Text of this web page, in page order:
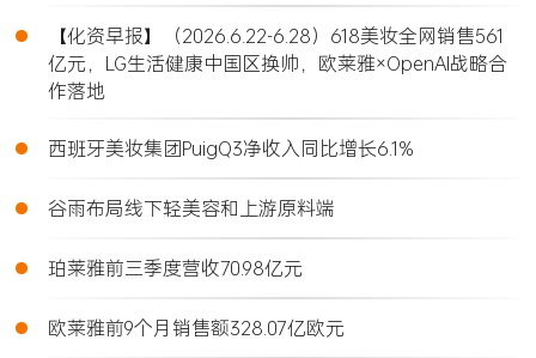
•
【化资早报】（2026.6.22-6.28）618美妆全网销售561
亿元，LG生活健康中国区换帅，欧莱雅×OpenAI战略合
作落地
• 西班牙美妆集团PuigQ3净收入同比增长6.1%
• 谷雨布局线下轻美容和上游原料端
• 珀莱雅前三季度营收70.98亿元
• 欧莱雅前9个月销售额328.07亿欧元